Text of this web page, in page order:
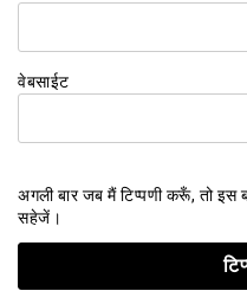
वेबसाईट
अगली बार जब मैं टिप्पणी करूँ, तो इस
सहेजें।